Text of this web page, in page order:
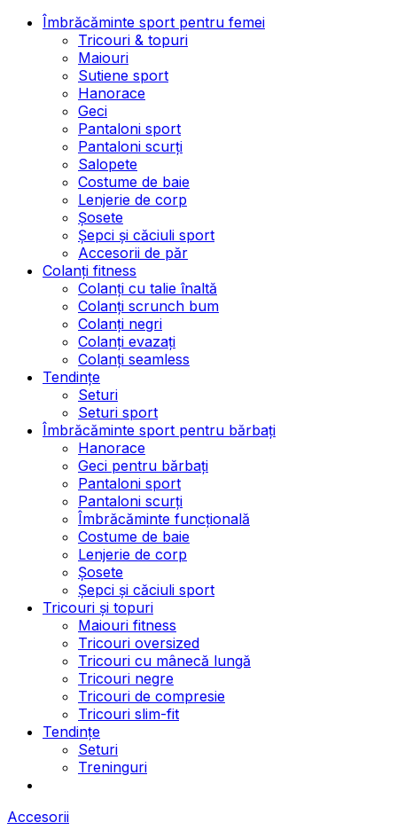
Îmbrăcăminte sport pentru femei
Tricouri & topuri
Maiouri
Sutiene sport
Hanorace
Geci
Pantaloni sport
Pantaloni scurți
Salopete
Costume de baie
Lenjerie de corp
Șosete
Șepci și căciuli sport
Accesorii de păr
Colanți fitness
Colanți cu talie înaltă
Colanți scrunch bum
Colanți negri
Colanți evazați
Colanți seamless
Tendințe
Seturi
Seturi sport
Îmbrăcăminte sport pentru bărbați
Hanorace
Geci pentru bărbați
Pantaloni sport
Pantaloni scurți
Îmbrăcăminte funcțională
Costume de baie
Lenjerie de corp
Șosete
Șepci și căciuli sport
Tricouri și topuri
Maiouri fitness
Tricouri oversized
Tricouri cu mânecă lungă
Tricouri negre
Tricouri de compresie
Tricouri slim-fit
Tendințe
Seturi
Treninguri
Accesorii